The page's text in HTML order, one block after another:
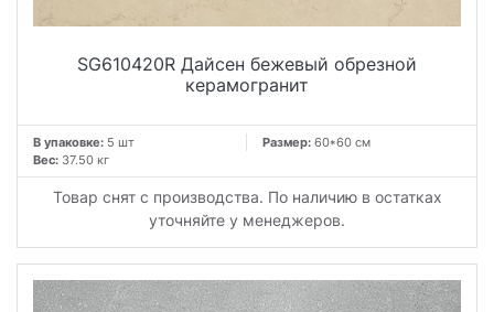
SG610420R Дайсен бежевый обрезной
керамогранит
В упаковке: 5 шт Размер: 60*60 см
Вес: 37.50 кг
Товар снят с производства. По наличию в остатках
уточняйте у менеджеров.